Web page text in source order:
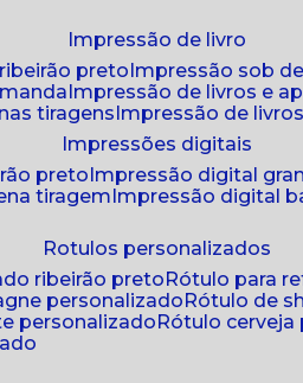
impressão de livro
preto impressão sob
impressão de livros e
tiragens impressão de
impressões digitais
preto impressão digital
tiragem impressão digital
rotulos personalizados
ribeirão preto
rótulo para
personalizado
rótulo de
personalizado rótulo